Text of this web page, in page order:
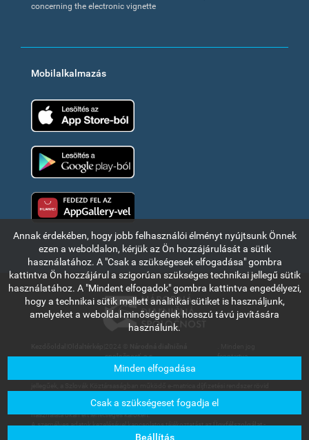
concerning the electronic vignette
Mobilalkalmazás
spoločnosť, a.s.
fenntartva.
Az ebben a részben olvasható információk és adatok kizárólag tájékoztató
vállal felelősséget a felhasználókat vagy harmadik személyt az információk
használata okán ért lehetséges károkért.
A személyes adatok kezelésével kapcsolatos tájékoztatást azÜgyfélszolgálat -
menüpont alatt található Általános üzleti feltételek
Annak érdekében, hogy jobb felhasználói élményt nyújtsunk Önnek
ezen a weboldalon, kérjük az Ön hozzájárulását a sütik
használatához. A "Csak a szükségesek elfogadása" gombra
kattintva Ön hozzájárul a szigorúan szükséges technikai jellegű sütik
használatához. A "Mindent elfogadok" gombra kattintva engedélyezi,
hogy a technikai sütik mellett analitikai sütiket is használjunk,
amelyeket a weboldal minőségének hosszú távú javítására
használunk.
Minden elfogadása
Csak a szükségeset fogadja el
Beállítás